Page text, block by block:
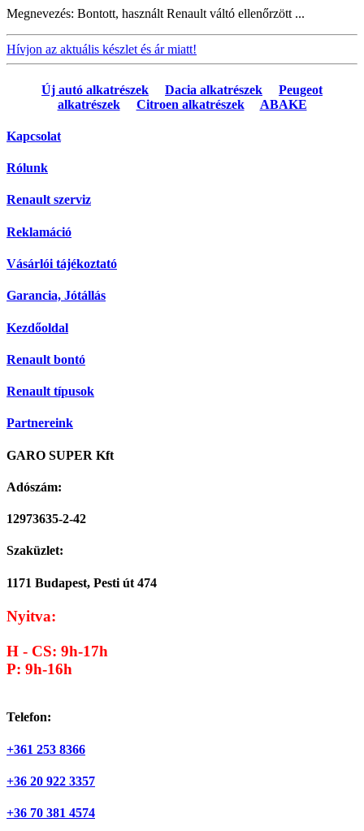
Megnevezés: Bontott, használt Renault váltó ellenőrzött ...
Hívjon az aktuális készlet és ár miatt!
Új autó alkatrészek Dacia alkatrészek
Peugeot
alkatrészek
Citroen alkatrészek ABAKE
Kapcsolat
Rólunk
Renault szerviz
Reklamáció
Vásárlói tájékoztató
Garancia, Jótállás
Kezdőoldal
Renault bontó
Renault típusok
Partnereink
GARO SUPER Kft
Adószám:
12973635-2-42
Szaküzlet:
1171 Budapest, Pesti út 474
Nyitva:
H - CS: 9h-17h
P: 9h-16h
Telefon:
+361 253 8366
+36 20 922 3357
+36 70 381 4574